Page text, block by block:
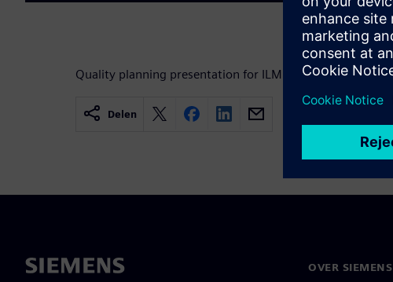
Quality planning presentation for ILM for Electronics
Delen
OVER SIEMENS